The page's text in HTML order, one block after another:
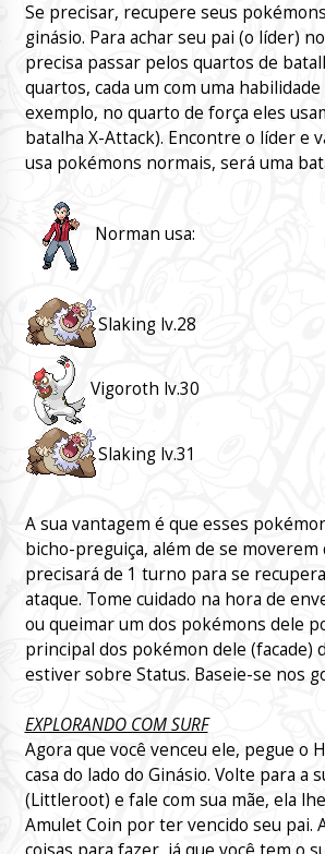
Se precisar, recupere seus
ginásio. Para achar seu pai (o líder)
precisa passar pelos quartos de
quartos, cada um com uma
exemplo, no quarto de força eles
batalha X-Attack). Encontre o líder e
usa pokémons normais, será uma
Norman usa:
Slaking lv.28
Vigoroth lv.30
Slaking lv.31
A sua vantagem é que esses
bicho-preguiça, além de se moverem
precisará de 1 turno para se
ataque. Tome cuidado na hora de
ou queimar um dos pokémons dele
principal dos pokémon dele (facade)
estiver sobre Status. Baseie-se nos
EXPLORANDO COM SURF
Agora que você venceu ele, pegue o
casa do lado do Ginásio. Volte para a
(Littleroot) e fale com sua mãe, ela
Amulet Coin por ter vencido seu pai.